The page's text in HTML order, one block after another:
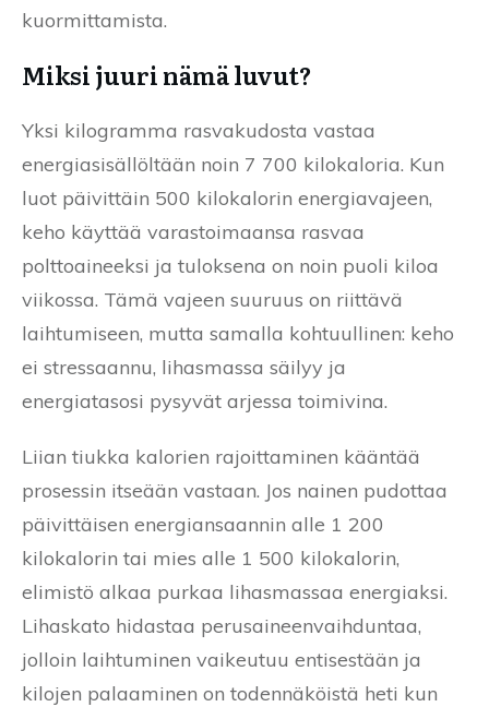
kuormittamista.
Miksi juuri nämä luvut?
Yksi kilogramma rasvakudosta vastaa
energiasisällöltään noin 7 700 kilokaloria. Kun
luot päivittäin 500 kilokalorin energiavajeen,
keho käyttää varastoimaansa rasvaa
polttoaineeksi ja tuloksena on noin puoli kiloa
viikossa. Tämä vajeen suuruus on riittävä
laihtumiseen, mutta samalla kohtuullinen: keho
ei stressaannu, lihasmassa säilyy ja
energiatasosi pysyvät arjessa toimivina.
Liian tiukka kalorien rajoittaminen kääntää
prosessin itseään vastaan. Jos nainen pudottaa
päivittäisen energiansaannin alle 1 200
kilokalorin tai mies alle 1 500 kilokalorin,
elimistö alkaa purkaa lihasmassaa energiaksi.
Lihaskato hidastaa perusaineenvaihduntaa,
jolloin laihtuminen vaikeutuu entisestään ja
kilojen palaaminen on todennäköistä heti kun